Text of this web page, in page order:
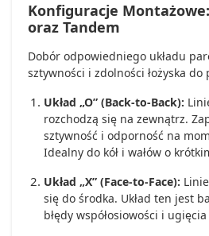
Konfiguracje Montażowe:
oraz Tandem
Dobór odpowiedniego układu
sztywności i zdolności łożyska do
Układ „O” (Back-to-Back):
rozchodzą się na zewnątrz.
sztywność i odporność na
Idealny do kół i wałów o
Układ „X” (Face-to-Face):
się do środka. Układ ten jest
błędy współosiowości i ugięcia